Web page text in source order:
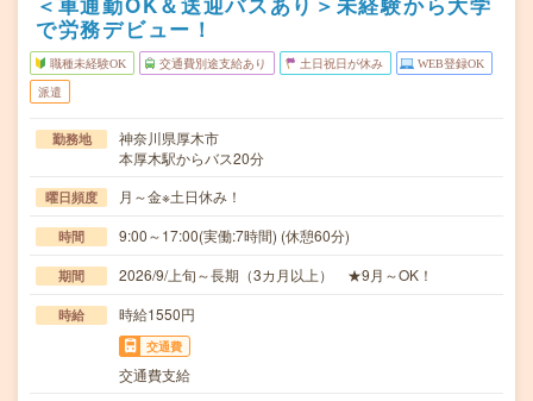
で労務デビュー！
職種未経験OK 交通費別途支給あり 土日祝日が休み WEB登録OK
派遣
勤務地
神奈川県厚木市
本厚木駅からバス20分
曜日頻度 月～金※土日休み！
時間 9:00～17:00(実働:7時間) (休憩60分)
期間 2026/9/上旬～長期（3カ月以上） ★9月～OK！
時給 時給1550円
交通費
交通費支給